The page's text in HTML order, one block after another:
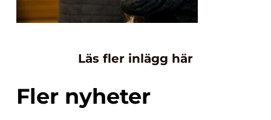
Läs fler inlägg här
Fler nyheter